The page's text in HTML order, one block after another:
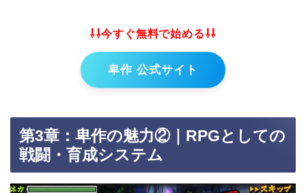
⇩⇩今すぐ無料で始める⇩⇩
卑作 公式サイト
第3章：卑作の魅力②｜RPGとしての
戦闘・育成システム